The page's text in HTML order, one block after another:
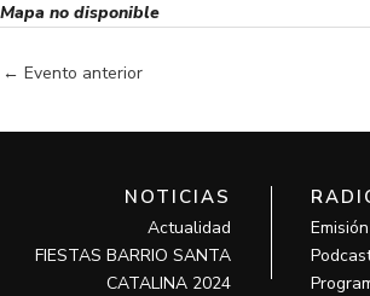
Mapa no disponible
← Evento anterior
NOTICIAS
Actualidad
FIESTAS BARRIO SANTA
CATALINA 2024